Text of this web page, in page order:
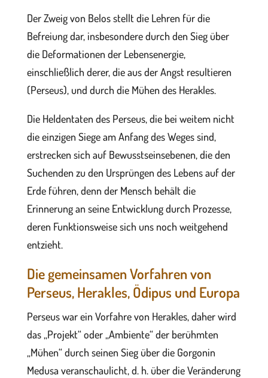
Der Zweig von Belos stellt die Lehren für die
Befreiung dar, insbesondere durch den Sieg über
die Deformationen der Lebensenergie,
einschließlich derer, die aus der Angst resultieren
(Perseus), und durch die Mühen des Herakles.
Die Heldentaten des Perseus, die bei weitem nicht
die einzigen Siege am Anfang des Weges sind,
erstrecken sich auf Bewusstseinsebenen, die den
Suchenden zu den Ursprüngen des Lebens auf der
Erde führen, denn der Mensch behält die
Erinnerung an seine Entwicklung durch Prozesse,
deren Funktionsweise sich uns noch weitgehend
entzieht.
Die gemeinsamen Vorfahren von
Perseus, Herakles, Ödipus und Europa
Perseus war ein Vorfahre von Herakles, daher wird
das „Projekt“ oder „Ambiente“ der berühmten
„Mühen“ durch seinen Sieg über die Gorgonin
Medusa veranschaulicht, d. h. über die Veränderung